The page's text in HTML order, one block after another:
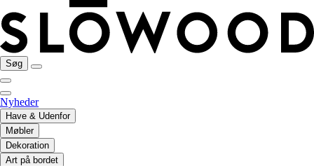
Søg
Nyheder
Have & Udenfor
Møbler
Dekoration
Art på bordet